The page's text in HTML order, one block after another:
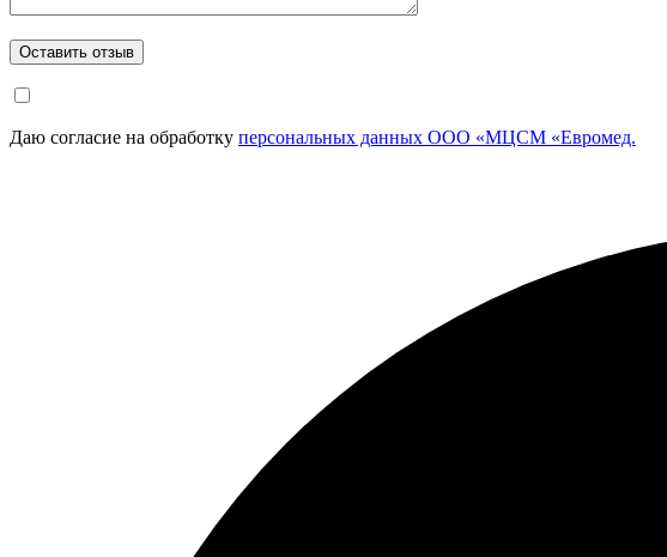
Даю согласие на обработку персональных данных ООО «МЦСМ «Евромед.